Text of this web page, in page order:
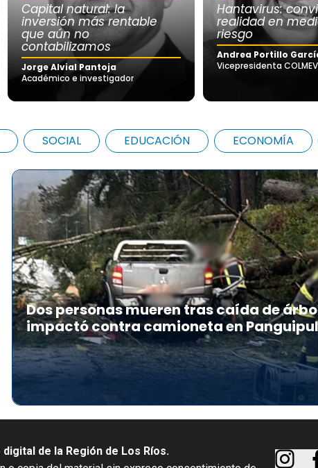
Capital natural: la
inversión más rentable
que aún no
contabilizamos
Jorge Alvial Pantoja
Académico e investigador
Hantavirus:
realidad en
riesgo
Andrea Portillo
Vicepresidenta
SOCIAL EDUCACIÓN ECONOMÍA
Dos personas mueren tras caída de
impactó contra camioneta en
digital de la Región de Los Ríos.